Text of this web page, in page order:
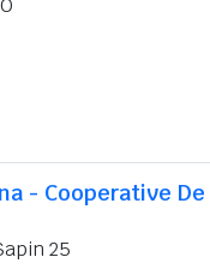
- Cooperative
25